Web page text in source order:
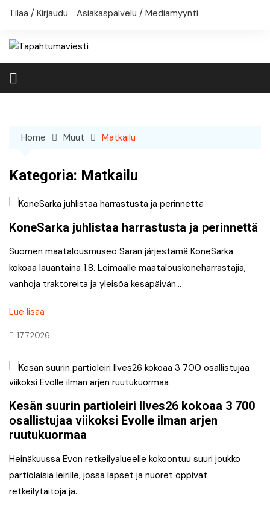
Skip
Tilaa / Kirjaudu Asiakaspalvelu / Mediamyynti
Home Muut Matkailu
Kategoria: Matkailu
KoneSarka juhlistaa harrastusta ja perinnettä
Suomen maatalousmuseo Saran järjestämä KoneSarka
kokoaa lauantaina 1.8. Loimaalle maatalouskoneharrastajia,
vanhoja traktoreita ja yleisöä kesäpäivän…
Lue lisää
17.7.2026
Kesän suurin partioleiri Ilves26 kokoaa 3 700
osallistujaa viikoksi Evolle ilman arjen
ruutukuormaa
Heinäkuussa Evon retkeilyalueelle kokoontuu suuri joukko
partiolaisia leirille, jossa lapset ja nuoret oppivat
retkeilytaitoja ja…